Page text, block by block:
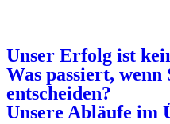
Unser Erfolg ist
Was passiert, wenn
entscheiden?
Unsere Abläufe im